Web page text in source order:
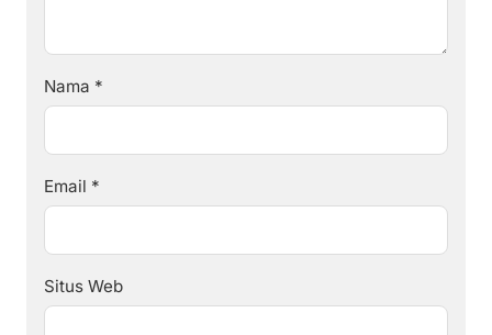
Nama *
Email *
Situs Web